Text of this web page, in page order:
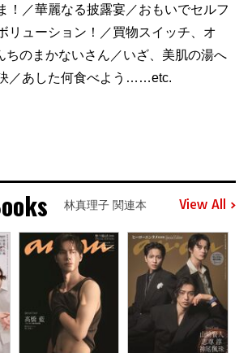
！／華麗なる披露宴／おもいでセルフ
リューション！／買物スイッチ、オ
ちのまかないさん／いざ、美肌の湯へ
／あした何食べよう……etc.
林真理子 関連本 View All